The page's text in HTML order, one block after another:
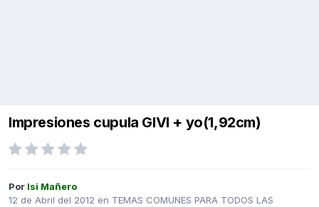
Impresiones cupula GIVI + yo(1,92cm)
Por Isi Mañero
12 de Abril del 2012 en TEMAS COMUNES PARA TODOS LAS